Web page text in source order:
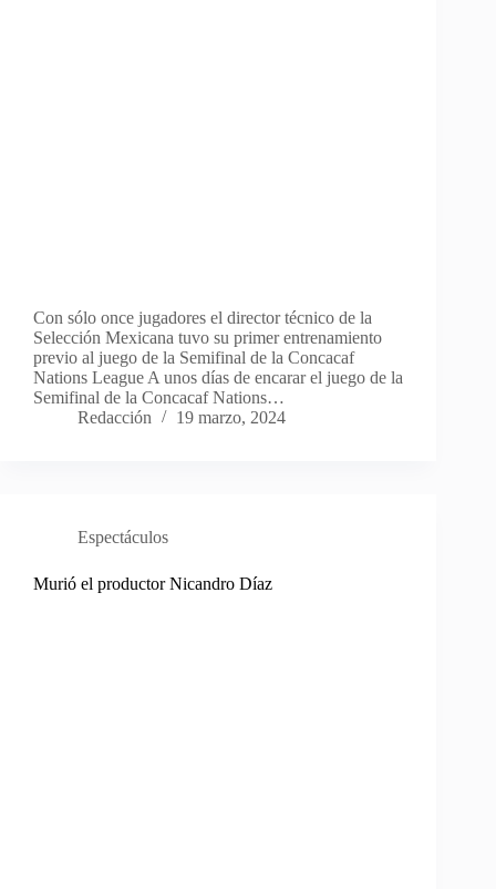
Con sólo once jugadores el director técnico de la
Selección Mexicana tuvo su primer entrenamiento
previo al juego de la Semifinal de la Concacaf
Nations League A unos días de encarar el juego de la
Semifinal de la Concacaf Nations…
Redacción
19 marzo, 2024
Espectáculos
Murió el productor Nicandro Díaz